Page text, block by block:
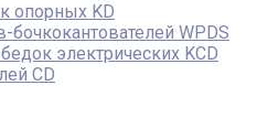
опорных KD
WPDS
электрических KCD
CD